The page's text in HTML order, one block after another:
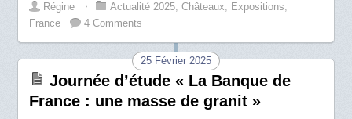
Régine ⋅ Actualité 2025,Châteaux, Expositions,
France
4 Comments
25 Février 2025
Journée d’étude « La Banque de
France : une masse de granit »